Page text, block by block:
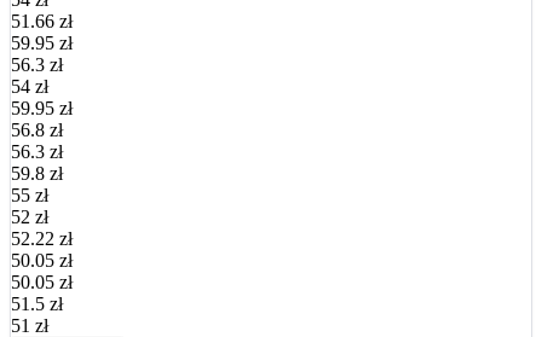
51.66 zł
59.95 zł
56.3 zł
54 zł
59.95 zł
56.8 zł
56.3 zł
59.8 zł
55 zł
52 zł
52.22 zł
50.05 zł
50.05 zł
51.5 zł
51 zł